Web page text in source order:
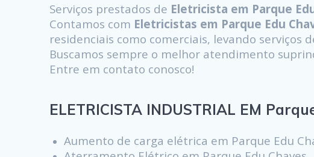
Serviços prestados de Eletricista em Parque
Contamos com Eletricistas em Parque Edu
residenciais como comerciais, levando serviços
Buscamos sempre o melhor atendimento
Entre em contato conosco!
ELETRICISTA INDUSTRIAL EM
Aumento de carga elétrica em Parque Edu